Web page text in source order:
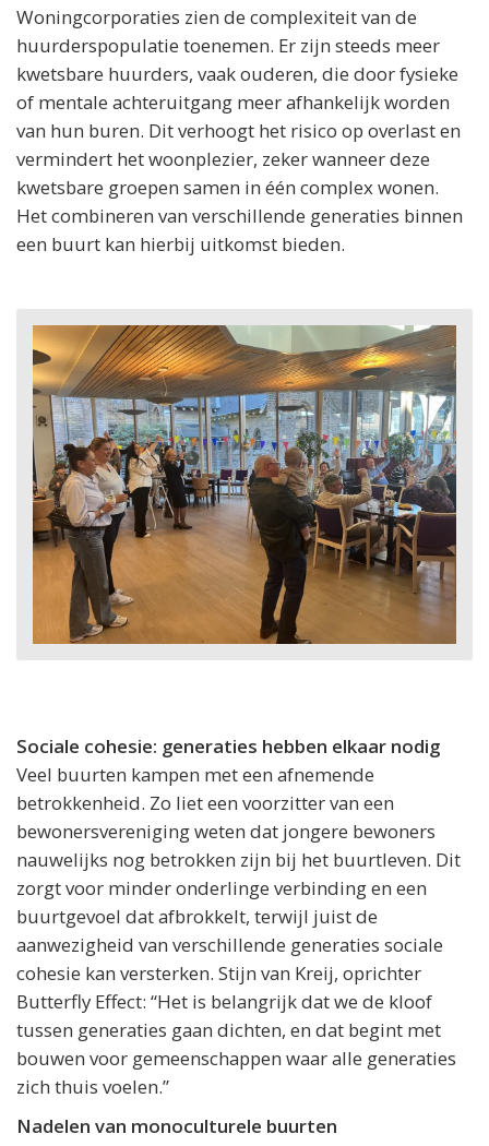
Woningcorporaties zien de complexiteit van de
huurderspopulatie toenemen. Er zijn steeds meer
kwetsbare huurders, vaak ouderen, die door fysieke
of mentale achteruitgang meer afhankelijk worden
van hun buren. Dit verhoogt het risico op overlast en
vermindert het woonplezier, zeker wanneer deze
kwetsbare groepen samen in één complex wonen.
Het combineren van verschillende generaties binnen
een buurt kan hierbij uitkomst bieden.
Sociale cohesie: generaties hebben elkaar nodig
Veel buurten kampen met een afnemende
betrokkenheid. Zo liet een voorzitter van een
bewonersvereniging weten dat jongere bewoners
nauwelijks nog betrokken zijn bij het buurtleven. Dit
zorgt voor minder onderlinge verbinding en een
buurtgevoel dat afbrokkelt, terwijl juist de
aanwezigheid van verschillende generaties sociale
cohesie kan versterken. Stijn van Kreij, oprichter
Butterfly Effect: “Het is belangrijk dat we de kloof
tussen generaties gaan dichten, en dat begint met
bouwen voor gemeenschappen waar alle generaties
zich thuis voelen.”
Nadelen van monoculturele buurten